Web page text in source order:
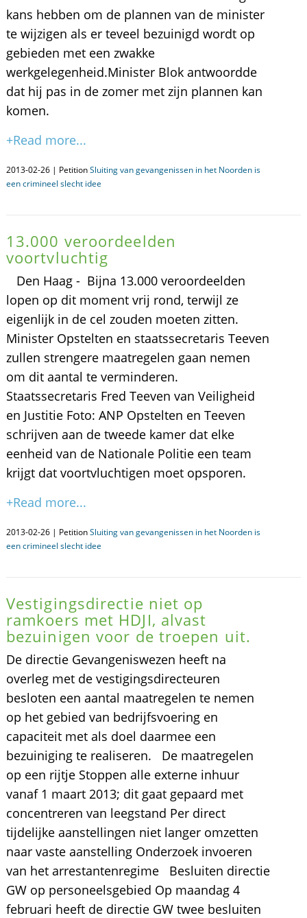
kans hebben om de plannen van de minister
te wijzigen als er teveel bezuinigd wordt op
gebieden met een zwakke
werkgelegenheid.Minister Blok antwoordde
dat hij pas in de zomer met zijn plannen kan
komen.
+Read more...
2013-02-26 | PetitionSluiting van gevangenissen in het Noorden is
een crimineel slecht idee
13.000 veroordeelden
voortvluchtig
Den Haag - Bijna 13.000 veroordeelden
lopen op dit moment vrij rond, terwijl ze
eigenlijk in de cel zouden moeten zitten.
Minister Opstelten en staatssecretaris Teeven
zullen strengere maatregelen gaan nemen
om dit aantal te verminderen.
Staatssecretaris Fred Teeven van Veiligheid
en Justitie Foto: ANP Opstelten en Teeven
schrijven aan de tweede kamer dat elke
eenheid van de Nationale Politie een team
krijgt dat voortvluchtigen moet opsporen.
+Read more...
2013-02-26 | PetitionSluiting van gevangenissen in het Noorden is
een crimineel slecht idee
Vestigingsdirectie niet op
ramkoers met HDJI, alvast
bezuinigen voor de troepen uit.
De directie Gevangeniswezen heeft na
overleg met de vestigingsdirecteuren
besloten een aantal maatregelen te nemen
op het gebied van bedrijfsvoering en
capaciteit met als doel daarmee een
bezuiniging te realiseren. De maatregelen
op een rijtje Stoppen alle externe inhuur
vanaf 1 maart 2013; dit gaat gepaard met
concentreren van leegstand Per direct
tijdelijke aanstellingen niet langer omzetten
naar vaste aanstelling Onderzoek invoeren
van het arrestantenregime Besluiten directie
GW op personeelsgebied Op maandag 4
februari heeft de directie GW twee besluiten